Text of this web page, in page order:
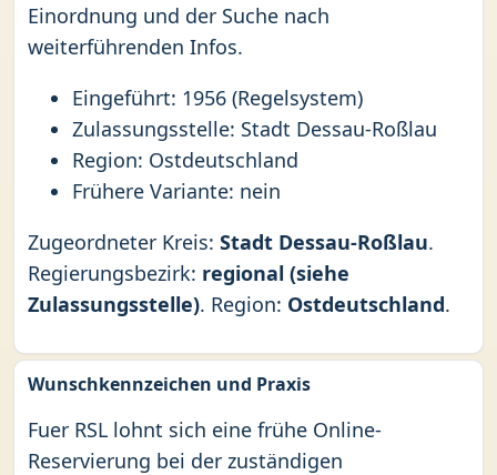
Einordnung und der Suche nach
weiterführenden Infos.
Eingeführt: 1956 (Regelsystem)
Zulassungsstelle: Stadt Dessau-Roßlau
Region: Ostdeutschland
Frühere Variante: nein
Zugeordneter Kreis: Stadt Dessau-Roßlau.
Regierungsbezirk: regional (siehe
Zulassungsstelle). Region: Ostdeutschland.
Wunschkennzeichen und Praxis
Fuer RSL lohnt sich eine frühe Online-
Reservierung bei der zuständigen